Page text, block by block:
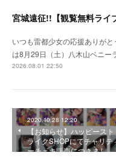
いつも雷都少女の応援ありが
は8月29日（土）八木山ベニ
2026.08.01 22:50
2020.10.28 12:20
【お知らせ】ハッピースト
ライクSHOPにてチャリテ
ーチェキ販売につきまし…